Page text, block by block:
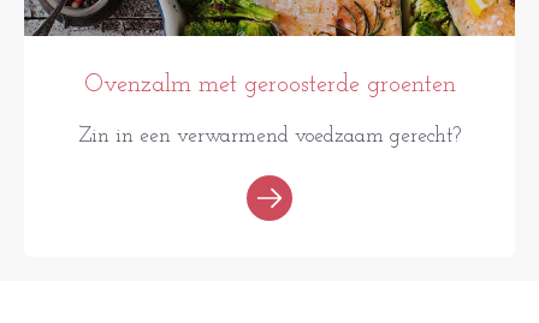
Ovenzalm met geroosterde groenten
Zin in een verwarmend voedzaam gerecht?